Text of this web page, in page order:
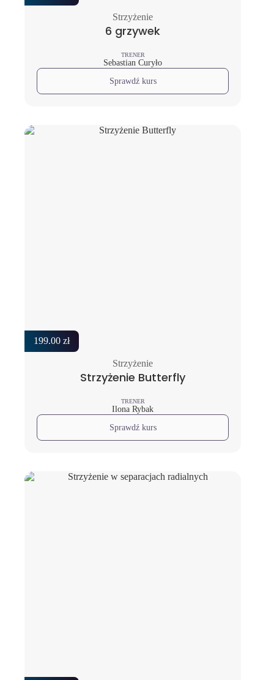
Strzyżenie
6 grzywek
TRENER
Sebastian Curyło
Sprawdź kurs
199.00 zł
Strzyżenie
Strzyżenie Butterfly
TRENER
Ilona Rybak
Sprawdź kurs